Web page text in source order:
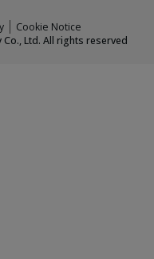
Cookie Notice
Ltd. All rights reserved